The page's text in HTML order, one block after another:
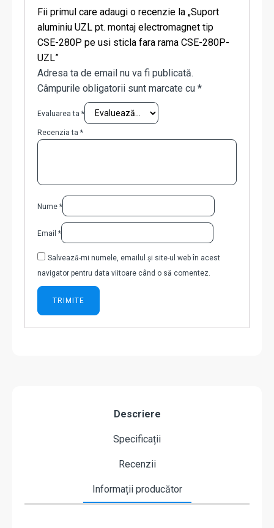
Fii primul care adaugi o recenzie la „Suport
aluminiu UZL pt. montaj electromagnet tip
CSE-280P pe usi sticla fara rama CSE-280P-
UZL”
Adresa ta de email nu va fi publicată.
Câmpurile obligatorii sunt marcate cu *
Evaluarea ta *
Recenzia ta *
Nume *
Email *
Salvează-mi numele, emailul și site-ul web în acest
navigator pentru data viitoare când o să comentez.
Descriere
Specificații
Recenzii
Informații producător